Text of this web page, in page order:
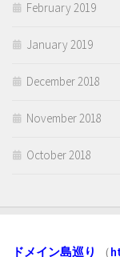
February 2019
January 2019
December 2018
November 2018
October 2018
ドメイン島巡り （